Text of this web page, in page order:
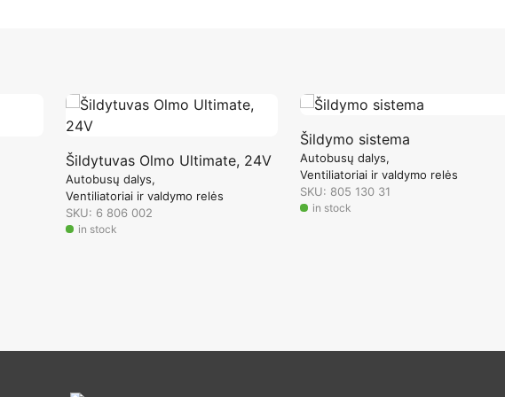
Šildytuvas Olmo Ultimate, 24V
Autobusų dalys
Ventiliatoriai ir valdymo relės
SKU: 6 806 002
in stock
Šildymo sistema
Autobusų dalys
Ventiliatoriai ir valdymo relės
SKU: 805 130 31
in stock